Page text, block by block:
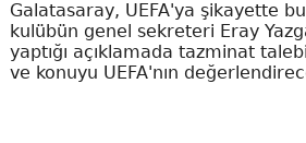
Galatasaray, UEFA'ya şikayette
kulübün genel sekreteri Eray
yaptığı açıklamada tazminat
ve konuyu UEFA'nın